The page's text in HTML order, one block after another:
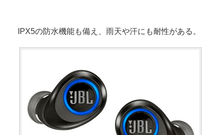
IPX5の防水機能も備え、雨天や汗にも耐性がある。